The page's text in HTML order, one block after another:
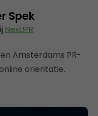
Spek
Next!PR
Amsterdams PR-
oriëntatie.